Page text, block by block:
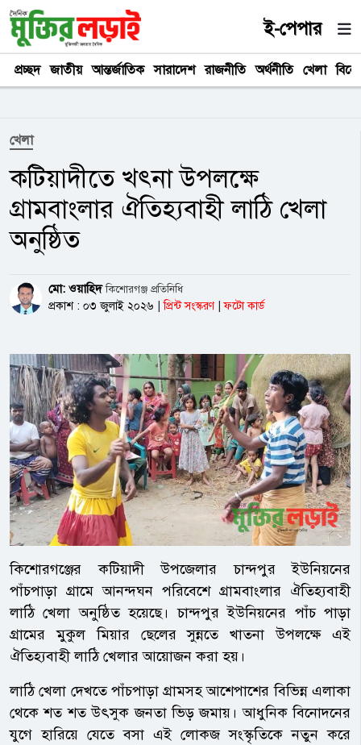
ই-পেপার
প্রচ্ছদ জাতীয় আন্তর্জাতিক সারাদেশ রাজনীতি অর্থনীতি খেলা
খেলা
কটিয়াদীতে খৎনা উপলক্ষে
গ্রামবাংলার ঐতিহ্যবাহী লাঠি খেলা
অনুষ্ঠিত
মো: ওয়াহিদকিশোরগঞ্জ প্রতিনিধি
প্রকাশ : ০৩ জুলাই ২০২৬
প্রিন্ট সংস্করণ ফটো কার্ড
কিশোরগঞ্জের কটিয়াদী উপজেলার চান্দপুর ইউনিয়নের
পাঁচপাড়া গ্রামে আনন্দঘন পরিবেশে গ্রামবাংলার ঐতিহ্যবাহী
লাঠি খেলা অনুষ্ঠিত হয়েছে। চান্দপুর ইউনিয়নের পাঁচ পাড়া
গ্রামের মুকুল মিয়ার ছেলের সুন্নতে খাতনা উপলক্ষে এই
ঐতিহ্যবাহী লাঠি খেলার আয়োজন করা হয়।
লাঠি খেলা দেখতে পাঁচপাড়া গ্রামসহ আশেপাশের বিভিন্ন এলাকা
থেকে শত শত উৎসুক জনতা ভিড় জমায়। আধুনিক বিনোদনের
যুগে হারিয়ে যেতে বসা এই লোকজ সংস্কৃতিকে নতুন করে